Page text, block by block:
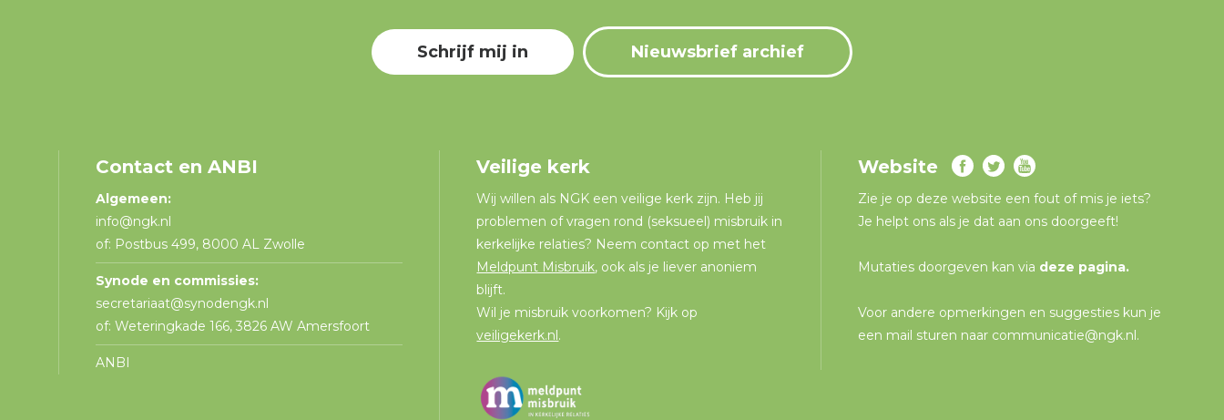
Schrijf mij in Nieuwsbrief archief
Contact en ANBI
Algemeen:
info@ngk.nl
of: Postbus 499, 8000 AL Zwolle
Synode en commissies:
secretariaat@synodengk.nl
of: Weteringkade 166, 3826 AW Amersfoort
ANBI
Veilige kerk
Wij willen als NGK een veilige kerk zijn. Heb jij
problemen of vragen rond (seksueel) misbruik in
kerkelijke relaties? Neem contact op met het
Meldpunt Misbruik, ook als je liever anoniem
blijft.
Wil je misbruik voorkomen? Kijk op
veiligekerk.nl.
Website
Zie je op deze website een fout of mis je iets?
Je helpt ons als je dat aan ons doorgeeft!
Mutaties doorgeven kan via deze pagina.
Voor andere opmerkingen en suggesties kun je
een mail sturen naar communicatie@ngk.nl.